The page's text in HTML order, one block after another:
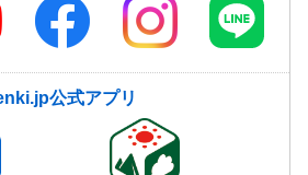
公式アプリ